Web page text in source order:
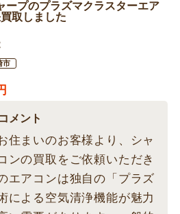
ープのプラズマクラスターエア
取しました
市
メント
住まいのお客様より、シャ
ンの買取をご依頼いただき
エアコンは独自の「プラズ
による空気清浄機能が魅力